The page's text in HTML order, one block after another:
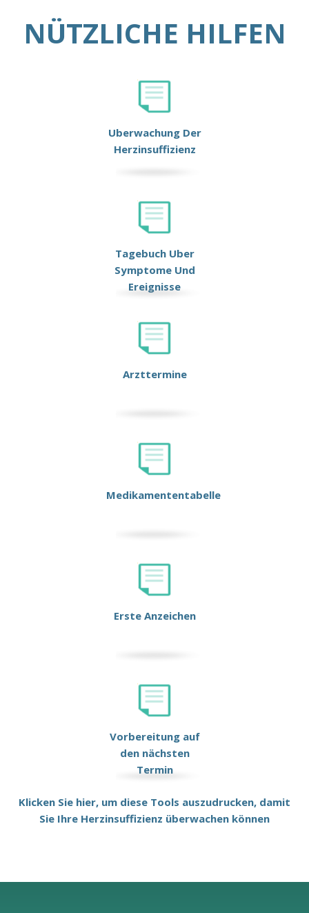
NÜTZLICHE HILFEN
Uberwachung Der
Herzinsuffizienz
Tagebuch Uber
Symptome Und
Ereignisse
Arzttermine
Medikamententabelle
Erste Anzeichen
Vorbereitung auf
den nächsten
Termin
Klicken Sie hier, um diese Tools auszudrucken, damit
Sie Ihre Herzinsuffizienz überwachen können